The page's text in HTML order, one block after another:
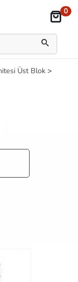
0
Üst Blok >